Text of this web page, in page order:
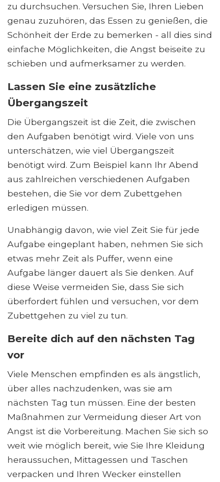
zu durchsuchen. Versuchen Sie, Ihren Lieben
genau zuzuhören, das Essen zu genießen, die
Schönheit der Erde zu bemerken - all dies sind
einfache Möglichkeiten, die Angst beiseite zu
schieben und aufmerksamer zu werden.
Lassen Sie eine zusätzliche
Übergangszeit
Die Übergangszeit ist die Zeit, die zwischen
den Aufgaben benötigt wird. Viele von uns
unterschätzen, wie viel Übergangszeit
benötigt wird. Zum Beispiel kann Ihr Abend
aus zahlreichen verschiedenen Aufgaben
bestehen, die Sie vor dem Zubettgehen
erledigen müssen.
Unabhängig davon, wie viel Zeit Sie für jede
Aufgabe eingeplant haben, nehmen Sie sich
etwas mehr Zeit als Puffer, wenn eine
Aufgabe länger dauert als Sie denken. Auf
diese Weise vermeiden Sie, dass Sie sich
überfordert fühlen und versuchen, vor dem
Zubettgehen zu viel zu tun.
Bereite dich auf den nächsten Tag
vor
Viele Menschen empfinden es als ängstlich,
über alles nachzudenken, was sie am
nächsten Tag tun müssen. Eine der besten
Maßnahmen zur Vermeidung dieser Art von
Angst ist die Vorbereitung. Machen Sie sich so
weit wie möglich bereit, wie Sie Ihre Kleidung
heraussuchen, Mittagessen und Taschen
verpacken und Ihren Wecker einstellen